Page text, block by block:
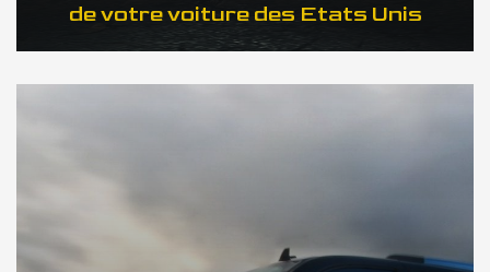
de votre voiture des Etats Unis